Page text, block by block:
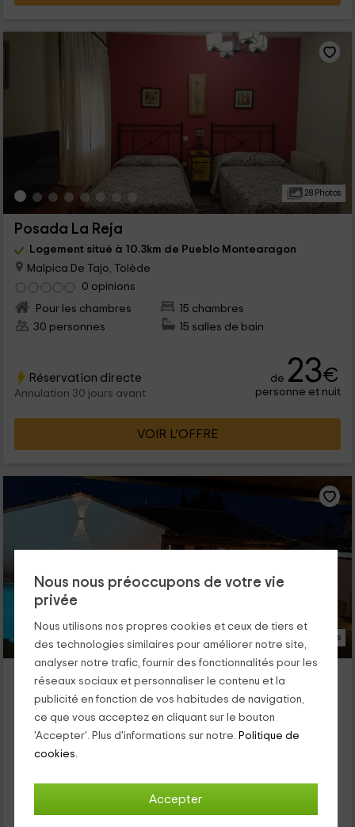
Nous nous préoccupons de votre vie
privée
Nous utilisons nos propres cookies et ceux de tiers et
des technologies similaires pour améliorer notre site,
analyser notre trafic, fournir des fonctionnalités pour les
réseaux sociaux et personnaliser le contenu et la
publicité en fonction de vos habitudes de navigation,
ce que vous acceptez en cliquant sur le bouton
'Accepter'. Plus d'informations sur notre. Politique de
cookies.
Accepter
28 Photos
Posada La Reja
Logement situé à 10.3km de Pueblo Montearagon
Malpica De Tajo, Tolède
0 opinions
Pour les chambres
15 chambres
30 personnes
15 salles de bain
Réservation directe
Annulation 30 jours avant
de 23€
personne et nuit
VOIR L’OFFRE
35 Photos
La Casita del Tejar
Logement situé à 11.2km de Pueblo Montearagon
Cardiel De Los Montes, Tolède
1 opinions
Réservé 4 fois
Louer en entier
38